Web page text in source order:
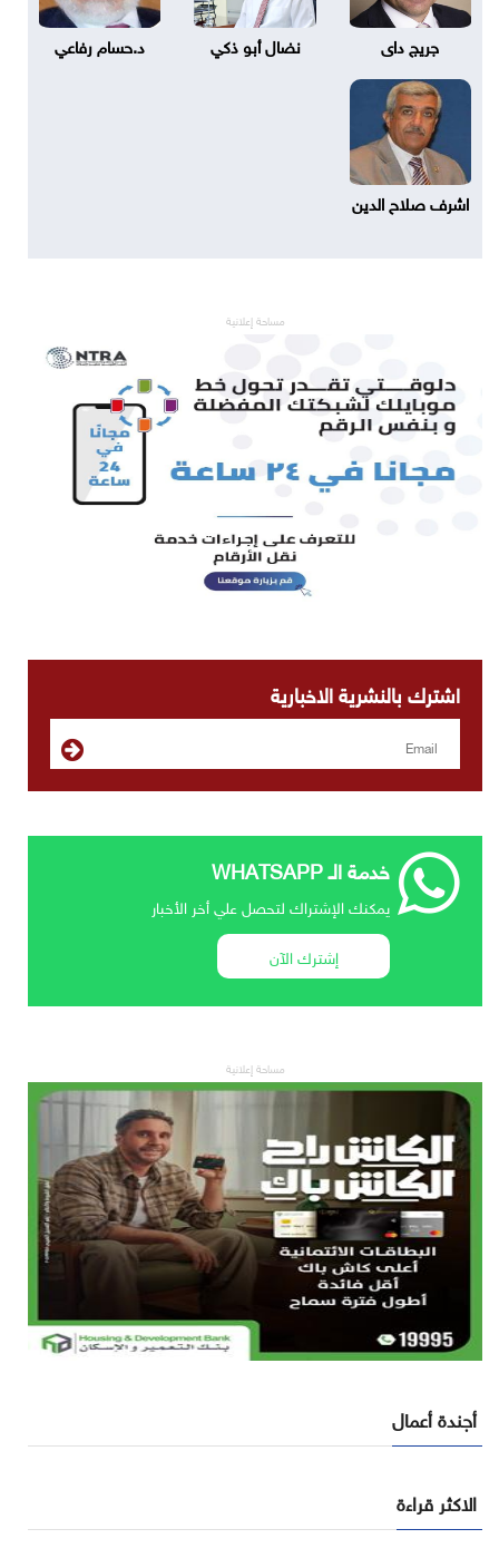
جريج داى نضال أبو ذكي د.حسام رفاعي
اشرف صلاح الدين
مساحة إعلانية
اشترك بالنشرية الاخبارية
خدمة الـ WHATSAPP
يمكنك الإشتراك لتحصل علي أخر الأخبار
إشترك الآن
مساحة إعلانية
أجندة أعمال
الاكثر قراءة